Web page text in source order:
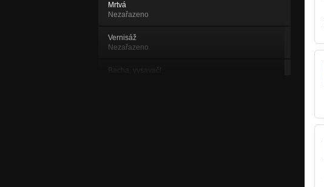
Mrtvá
Nezařazeno
Vernisáž
Nezařazeno
Bacha, vysavač!